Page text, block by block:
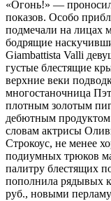
«Огонь!» —
показов. Особо
подмечали на лицах
бодрящие
Giambattista Valli
густые блестящие
верхние веки
много­станочница
плотным золотым
дебютным
словам актрисы
Строкоус, не менее
подиумных трюков
палитру блестящих
пополнила рядывых
руб., новыми